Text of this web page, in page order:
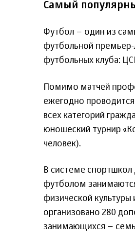
Самый
Футбол – один из
футбольной
футбольных клуба:
Помимо матчей
ежегодно
всех категорий
юношеский турнир
человек).
В системе
футболом
физической
организовано 280
занимающихся – семь